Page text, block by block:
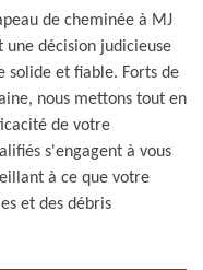
de cheminée à MJ
une décision judicieuse
solide et fiable. Forts de
nous mettons tout en
de votre
s'engagent à vous
à ce que votre
et des débris